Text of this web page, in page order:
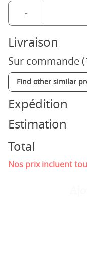
-
Livraison
Sur commande
Find other similar
Expédition
Estimation
Total
Nos prix incluent